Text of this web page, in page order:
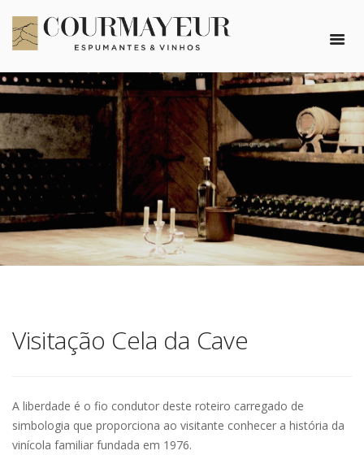
Visitação Cela da Cave
A liberdade é o fio condutor deste roteiro carregado de
simbologia que proporciona ao visitante conhecer a história da
vinícola familiar fundada em 1976.